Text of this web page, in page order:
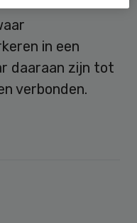
in een
daaraan zijn tot
verbonden.